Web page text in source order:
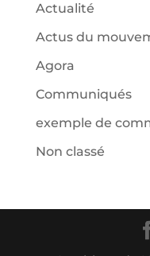
Actualité
Actus du
Agora
Communiqués
exemple de
Non classé